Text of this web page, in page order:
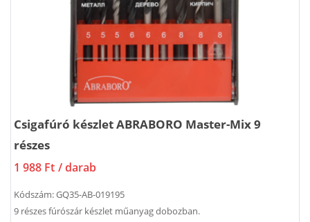
Csigafúró készlet ABRABORO Master-Mix 9
részes
1 988 Ft / darab
Kódszám:GQ35-AB-019195
9 részes fúrószár készlet műanyag dobozban.